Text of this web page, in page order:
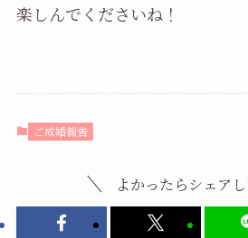
楽しんでくださいね！
ご成婚報告
よかったらシェアし